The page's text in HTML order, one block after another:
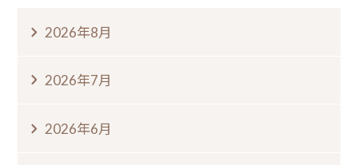
2026年8月
2026年7月
2026年6月